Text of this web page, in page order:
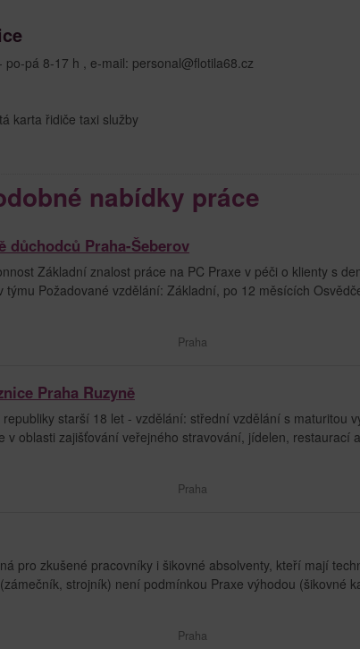
pá 8-17 h , e-mail: personal@flotila68.cz
karta řidiče taxi služby
nabídky práce
důchodců Praha-Šeberov
Základní znalost práce na PC Praxe v péči o klienty s
Požadované vzdělání: Základní, po 12 měsících
Praha
Praha Ruzyně
starší 18 let - vzdělání: střední vzdělání s maturitou
v oblasti zajišťování veřejného stravování, jídelen, restaurací
Praha
pro zkušené pracovníky i šikovné absolventy, kteří mají
strojník) není podmínkou Praxe výhodou (šikovné
Praha